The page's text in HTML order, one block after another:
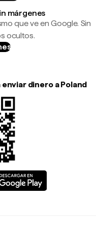
márgenes
que ve en Google. Sin
ocultos.
dinero a Poland